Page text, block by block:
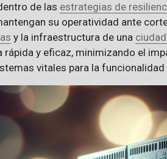
de las estrategias de
su operatividad ante
y la infraestructura de una
rápida y eficaz, minimizando el
vitales para la funcionalidad